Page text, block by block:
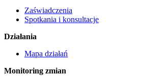
Zaświadczenia
Spotkania i konsultacje
Działania
Mapa działań
Monitoring zmian